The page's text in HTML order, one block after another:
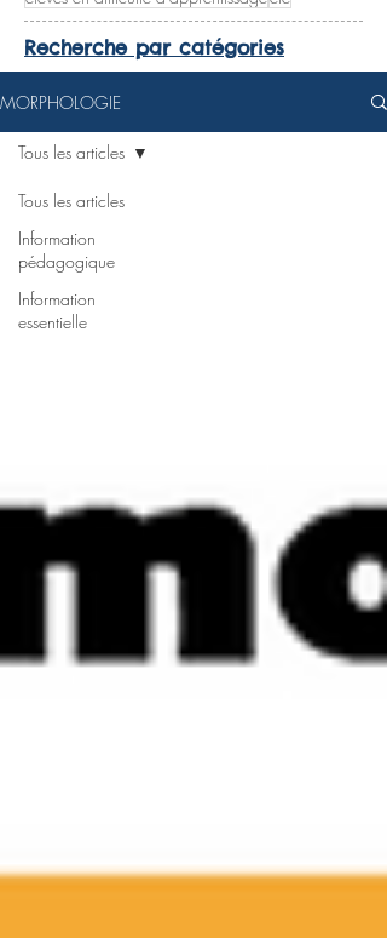
Recherche par catégories
MORPHOLOGIE
Tous les articles
Information
pédagogique
Information
essentielle
Tous les articles